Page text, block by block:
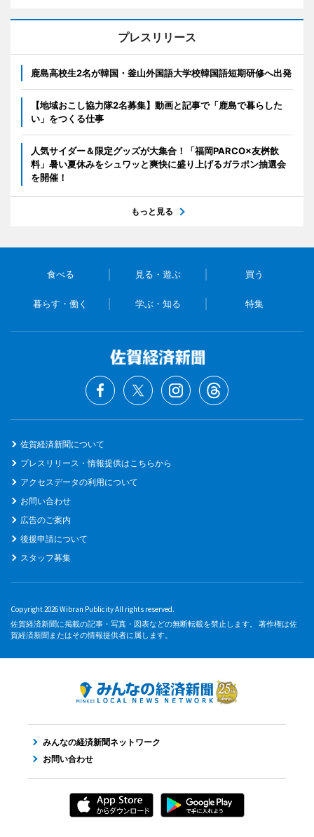
プレスリリース
鹿島高校生2名が韓国・釜山外国語大学校韓国語短期研修へ出発
【地域おこし協力隊2名募集】動画と記事で「鹿島で暮らした
い」をつくる仕事
人気サイダー＆限定グッズが大集合！「福岡PARCO×友桝飲
料」暑い夏休みをシュワッと爽快に盛り上げるガラポン抽選会
を開催！
もっと見る
食べる 見る・遊ぶ 買う
暮らす・働く 学ぶ・知る 特集
佐賀経済新聞について
プレスリリース・情報提供はこちらから
アクセスデータの利用について
お問い合わせ
広告のご案内
後援申請について
スタッフ募集
Copyright 2026 Wibran Publicity All rights reserved.
佐賀経済新聞に掲載の記事・写真・図表などの無断転載を禁止します。 著作権は佐
賀経済新聞またはその情報提供者に属します。
みんなの経済新聞ネットワーク
お問い合わせ